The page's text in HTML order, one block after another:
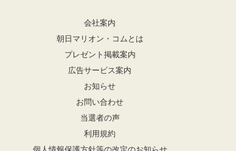
会社案内
朝日マリオン・コムとは
プレゼント掲載案内
広告サービス案内
お知らせ
お問い合わせ
当選者の声
利用規約